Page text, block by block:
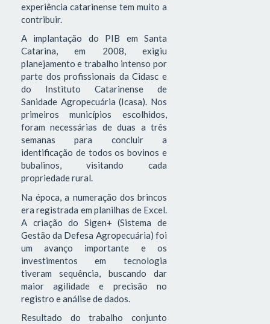
experiência catarinense tem muito a
contribuir.
A implantação do PIB em Santa
Catarina, em 2008, exigiu
planejamento e trabalho intenso por
parte dos profissionais da Cidasc e
do Instituto Catarinense de
Sanidade Agropecuária (Icasa). Nos
primeiros municípios escolhidos,
foram necessárias de duas a três
semanas para concluir a
identificação de todos os bovinos e
bubalinos, visitando cada
propriedade rural.
Na época, a numeração dos brincos
era registrada em planilhas de Excel.
A criação do Sigen+ (Sistema de
Gestão da Defesa Agropecuária) foi
um avanço importante e os
investimentos em tecnologia
tiveram sequência, buscando dar
maior agilidade e precisão no
registro e análise de dados.
Resultado do trabalho conjunto